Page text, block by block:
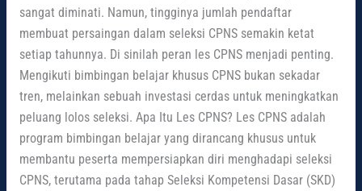
sangat diminati. Namun, tingginya jumlah pendaftar
membuat persaingan dalam seleksi CPNS semakin ketat
setiap tahunnya. Di sinilah peran les CPNS menjadi penting.
Mengikuti bimbingan belajar khusus CPNS bukan sekadar
tren, melainkan sebuah investasi cerdas untuk meningkatkan
peluang lolos seleksi. Apa Itu Les CPNS? Les CPNS adalah
program bimbingan belajar yang dirancang khusus untuk
membantu peserta mempersiapkan diri menghadapi seleksi
CPNS, terutama pada tahap Seleksi Kompetensi Dasar (SKD)